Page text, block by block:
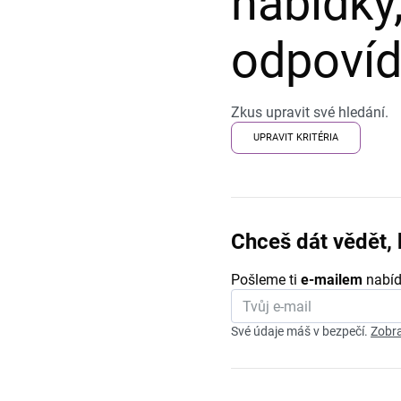
Zkus upravit své hledání.
UPRAVIT KRITÉRIA
Chceš dát
Pošleme ti e-mailem
Své údaje máš v bezpečí.